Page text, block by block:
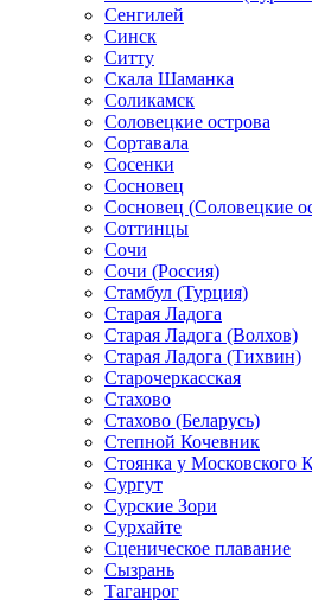
Сенгилей
Синск
Ситту
Скала Шаманка
Соликамск
Соловецкие острова
Сортавала
Сосенки
Сосновец
Сосновец (Соловецкие
Соттинцы
Сочи
Сочи (Россия)
Стамбул (Турция)
Старая Ладога
Старая Ладога (Волхов)
Старая Ладога (Тихвин)
Старочеркасская
Стахово
Стахово (Беларусь)
Степной Кочевник
Стоянка у Московского
Сургут
Сурские Зори
Сурхайте
Сценическое плавание
Сызрань
Таганрог